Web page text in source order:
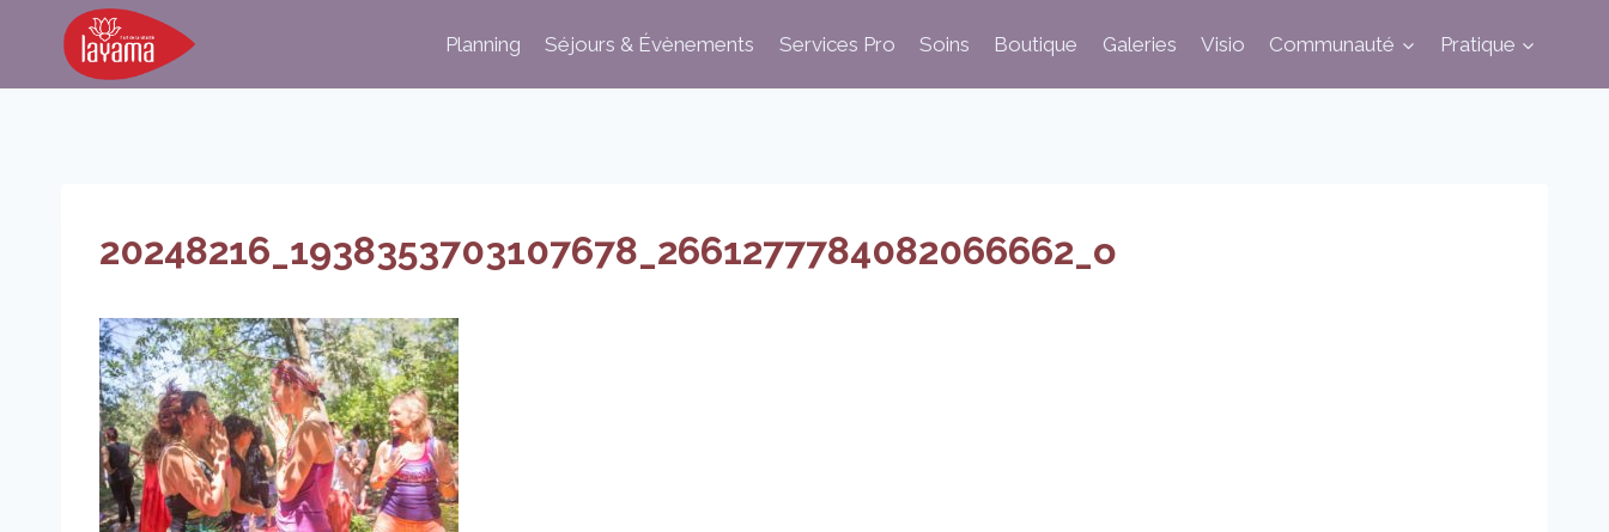
Planning Séjours & Évènements Services Pro Soins Boutique Galeries Visio Communauté Pratique
20248216_1938353703107678_2661277784082066662_o